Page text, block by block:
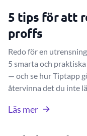
5 tips för att
proffs
Redo för en
5 smarta och
— och se hur Tiptapp
återvinna det du inte
Läs mer